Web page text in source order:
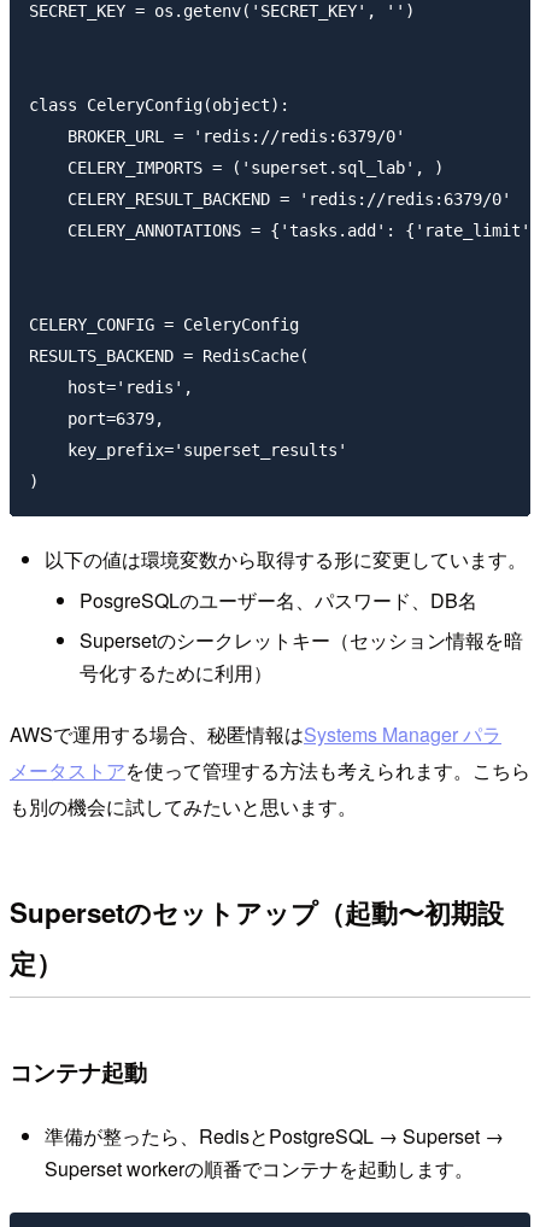
SECRET_KEY = os.getenv('SECRET_KEY', '')
class CeleryConfig(object):
    BROKER_URL = 'redis://redis:6379/0'
    CELERY_IMPORTS = ('superset.sql_lab', )
    CELERY_RESULT_BACKEND = 'redis://redis:6379/0'
CELERY_ANNOTATIONS = {'tasks.add':
CELERY_CONFIG = CeleryConfig
RESULTS_BACKEND = RedisCache(
    host='redis',
    port=6379,
    key_prefix='superset_results'
以下の値は環境変数から取得する形に変更しています。
PosgreSQLのユーザー名、パスワード、DB名
Supersetのシークレットキー（セッション情報を暗
号化するために利用）
AWSで運用する場合、秘匿情報はSystems Manager パラ
メータストアを使って管理する方法も考えられます。こちら
も別の機会に試してみたいと思います。
Supersetのセットアップ（起動〜初期設
定）
コンテナ起動
準備が整ったら、RedisとPostgreSQL → Superset →
Superset workerの順番でコンテナを起動します。